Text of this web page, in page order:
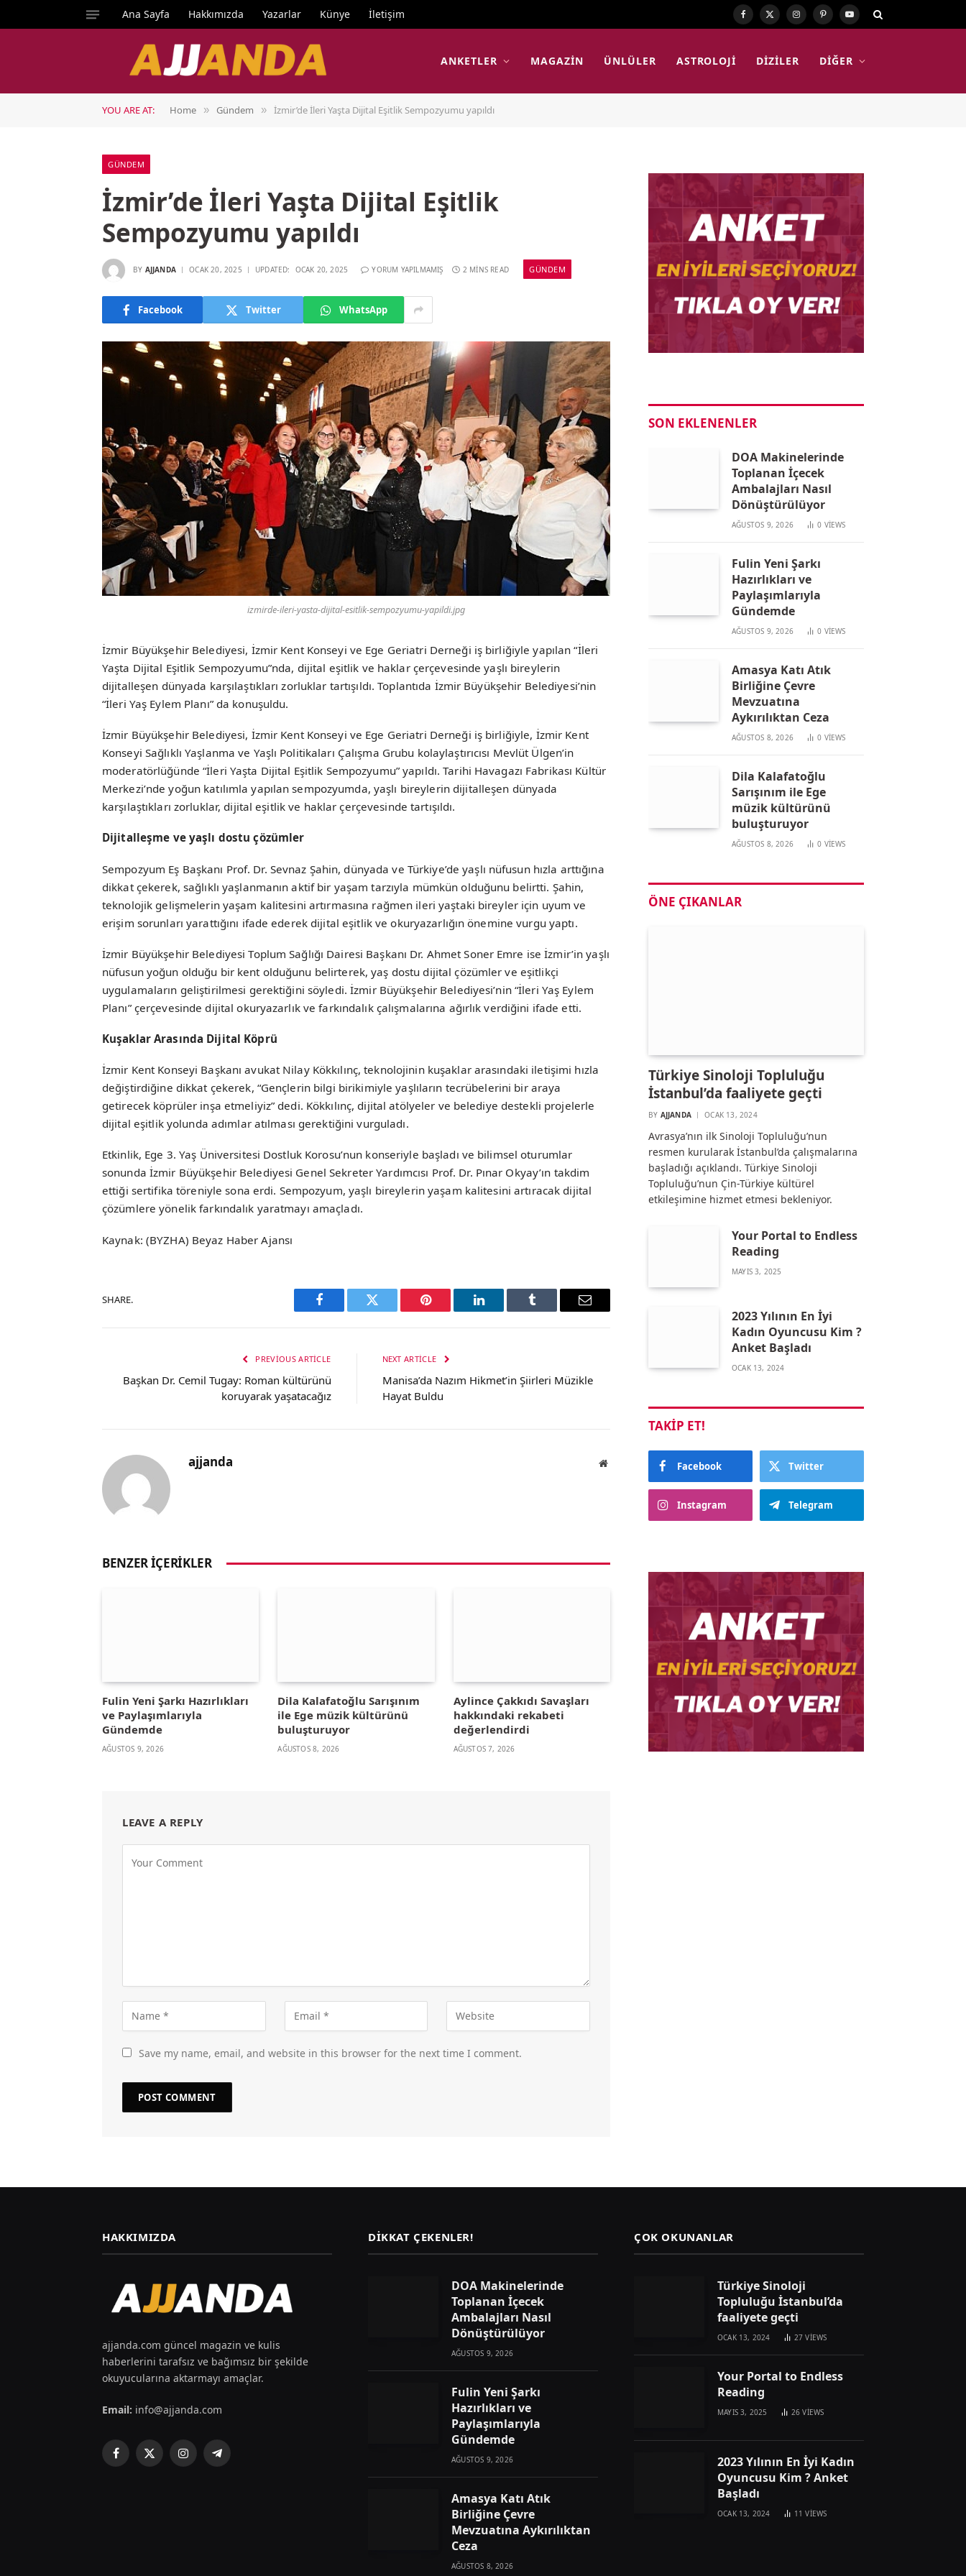
Ana Sayfa Hakkımızda Yazarlar Künye İletişim Facebook
X
Instagram
PinterestYouTube
ANKETLER MAGAZIN ÜNLÜLER ASTROLOJI DIZILER DIĞER
YOU ARE AT: Home » Gündem » İzmir’de İleri Yaşta Dijital Eşitlik Sempozyumu yapıldı
GÜNDEM
İzmir’de İleri Yaşta Dijital Eşitlik
Sempozyumu yapıldı
BY AJJANDA OCAK 20, 2025 UPDATED: OCAK 20, 2025 YORUM YAPILMAMIŞ 2 MINS READ GÜNDEM
Facebook Twitter WhatsApp
izmirde-ileri-yasta-dijital-esitlik-sempozyumu-yapildi.jpg
İzmir Büyükşehir Belediyesi, İzmir Kent Konseyi ve Ege Geriatri Derneği iş birliğiyle yapılan “İleri
Yaşta Dijital Eşitlik Sempozyumu”nda, dijital eşitlik ve haklar çerçevesinde yaşlı bireylerin
dijitalleşen dünyada karşılaştıkları zorluklar tartışıldı. Toplantıda İzmir Büyükşehir Belediyesi’nin
“İleri Yaş Eylem Planı” da konuşuldu.
İzmir Büyükşehir Belediyesi, İzmir Kent Konseyi ve Ege Geriatri Derneği iş birliğiyle, İzmir Kent
Konseyi Sağlıklı Yaşlanma ve Yaşlı Politikaları Çalışma Grubu kolaylaştırıcısı Mevlüt Ülgen’in
moderatörlüğünde “İleri Yaşta Dijital Eşitlik Sempozyumu” yapıldı. Tarihi Havagazı Fabrikası Kültür
Merkezi’nde yoğun katılımla yapılan sempozyumda, yaşlı bireylerin dijitalleşen dünyada
karşılaştıkları zorluklar, dijital eşitlik ve haklar çerçevesinde tartışıldı.
Dijitalleşme ve yaşlı dostu çözümler
Sempozyum Eş Başkanı Prof. Dr. Sevnaz Şahin, dünyada ve Türkiye’de yaşlı nüfusun hızla arttığına
dikkat çekerek, sağlıklı yaşlanmanın aktif bir yaşam tarzıyla mümkün olduğunu belirtti. Şahin,
teknolojik gelişmelerin yaşam kalitesini artırmasına rağmen ileri yaştaki bireyler için uyum ve
erişim sorunları yarattığını ifade ederek dijital eşitlik ve okuryazarlığın önemine vurgu yaptı.
İzmir Büyükşehir Belediyesi Toplum Sağlığı Dairesi Başkanı Dr. Ahmet Soner Emre ise İzmir’in yaşlı
nüfusun yoğun olduğu bir kent olduğunu belirterek, yaş dostu dijital çözümler ve eşitlikçi
uygulamaların geliştirilmesi gerektiğini söyledi. İzmir Büyükşehir Belediyesi’nin “İleri Yaş Eylem
Planı” çerçevesinde dijital okuryazarlık ve farkındalık çalışmalarına ağırlık verdiğini ifade etti.
Kuşaklar Arasında Dijital Köprü
İzmir Kent Konseyi Başkanı avukat Nilay Kökkılınç, teknolojinin kuşaklar arasındaki iletişimi hızla
değiştirdiğine dikkat çekerek, “Gençlerin bilgi birikimiyle yaşlıların tecrübelerini bir araya
getirecek köprüler inşa etmeliyiz” dedi. Kökkılınç, dijital atölyeler ve belediye destekli projelerle
dijital eşitlik yolunda adımlar atılması gerektiğini vurguladı.
Etkinlik, Ege 3. Yaş Üniversitesi Dostluk Korosu’nun konseriyle başladı ve bilimsel oturumlar
sonunda İzmir Büyükşehir Belediyesi Genel Sekreter Yardımcısı Prof. Dr. Pınar Okyay’ın takdim
ettiği sertifika töreniyle sona erdi. Sempozyum, yaşlı bireylerin yaşam kalitesini artıracak dijital
çözümlere yönelik farkındalık yaratmayı amaçladı.
Kaynak: (BYZHA) Beyaz Haber Ajansı
SHARE.
Facebook Twitter Pinterest LinkedIn Tumblr Email
PREVIOUS ARTICLE
Başkan Dr. Cemil Tugay: Roman kültürünü
koruyarak yaşatacağız
NEXT ARTICLE
Manisa’da Nazım Hikmet’in Şiirleri Müzikle
Hayat Buldu
ajjanda Website
BENZER İÇERIKLER
Fulin Yeni Şarkı Hazırlıkları
ve Paylaşımlarıyla
Gündemde
AĞUSTOS 9, 2026
Dila Kalafatoğlu Sarışınım
ile Ege müzik kültürünü
buluşturuyor
AĞUSTOS 8, 2026
Aylince Çakkıdı Savaşları
hakkındaki rekabeti
değerlendirdi
AĞUSTOS 7, 2026
LEAVE A REPLY
Save my name, email, and website in this browser for the next time I comment.
SON EKLENENLER
DOA Makinelerinde
Toplanan İçecek
Ambalajları Nasıl
Dönüştürülüyor
AĞUSTOS 9, 2026 0 VIEWS
Fulin Yeni Şarkı
Hazırlıkları ve
Paylaşımlarıyla
Gündemde
AĞUSTOS 9, 2026 0 VIEWS
Amasya Katı Atık
Birliğine Çevre
Mevzuatına
Aykırılıktan Ceza
AĞUSTOS 8, 2026 0 VIEWS
Dila Kalafatoğlu
Sarışınım ile Ege
müzik kültürünü
buluşturuyor
AĞUSTOS 8, 2026 0 VIEWS
ÖNE ÇIKANLAR
Türkiye Sinoloji Topluluğu
İstanbul’da faaliyete geçti
BY AJJANDA OCAK 13, 2024
Avrasya’nın ilk Sinoloji Topluluğu’nun
resmen kurularak İstanbul’da çalışmalarına
başladığı açıklandı. Türkiye Sinoloji
Topluluğu’nun Çin-Türkiye kültürel
etkileşimine hizmet etmesi bekleniyor.
Your Portal to Endless
Reading
MAYIS 3, 2025
2023 Yılının En İyi
Kadın Oyuncusu Kim ?
Anket Başladı
OCAK 13, 2024
TAKIP ET!
Facebook Twitter
Instagram Telegram
HAKKIMIZDA
ajjanda.com güncel magazin ve kulis
haberlerini tarafsız ve bağımsız bir şekilde
okuyucularına aktarmayı amaçlar.
Email: info@ajjanda.com
Facebook
X
InstagramTelegram
DIKKAT ÇEKENLER!
DOA Makinelerinde
Toplanan İçecek
Ambalajları Nasıl
Dönüştürülüyor
AĞUSTOS 9, 2026
Fulin Yeni Şarkı
Hazırlıkları ve
Paylaşımlarıyla
Gündemde
AĞUSTOS 9, 2026
Amasya Katı Atık
Birliğine Çevre
Mevzuatına Aykırılıktan
Ceza
AĞUSTOS 8, 2026
ÇOK OKUNANLAR
Türkiye Sinoloji
Topluluğu İstanbul’da
faaliyete geçti
OCAK 13, 2024 27VIEWS
Your Portal to Endless
Reading
MAYIS 3, 2025 26VIEWS
2023 Yılının En İyi Kadın
Oyuncusu Kim ? Anket
Başladı
OCAK 13, 2024 11VIEWS